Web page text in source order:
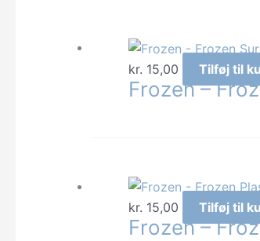
kr. 15,00 Tilføj til
Frozen –
kr. 15,00 Tilføj til
Frozen –